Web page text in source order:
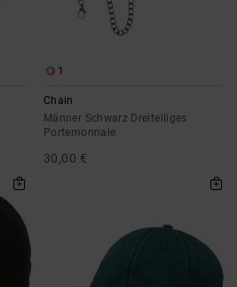
1
Chain
Männer Schwarz Dreiteiliges
Portemonnaie
30,00 €